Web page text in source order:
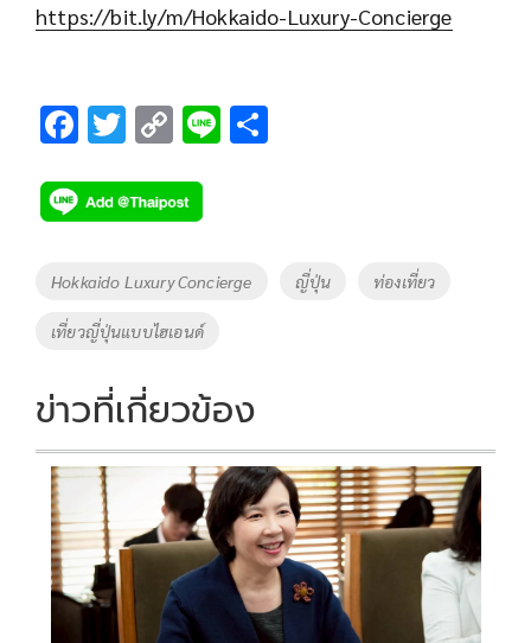
https://bit.ly/m/Hokkaido-Luxury-Concierge
F
e
b
o
o
k
T
tt
er
C
p
y
Li
k
Li
Tags
Hokkaido Luxury Concierge ญี่ปุ่น ท่องเที่ยว
เที่ยวญี่ปุ่นแบบไฮเอนด์
ข่าวที่เกี่ยวข้อง